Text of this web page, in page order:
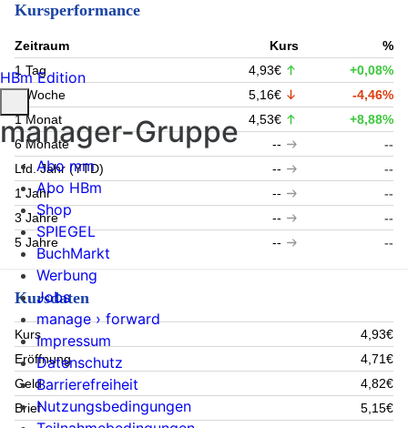
Kursperformance
Zeitraum Kurs
%
1 Tag
4,93€
+0,08%
1 Woche
5,16€
-4,46%
1 Monat
4,53€
+8,88%
6 Monate
--
--
Lfd. Jahr (YTD)
--
--
1 Jahr
--
--
3 Jahre
--
--
5 Jahre
-- --
Kursdaten
Kurs
4,93€
Eröffnung
4,71€
Geld
4,82€
Brief
5,15€
HBm Edition
manager-Gruppe
Abo mm
Abo HBm
Shop
SPIEGEL
BuchMarkt
Werbung
Jobs
manage › forward
Impressum
Datenschutz
Barrierefreiheit
Nutzungsbedingungen